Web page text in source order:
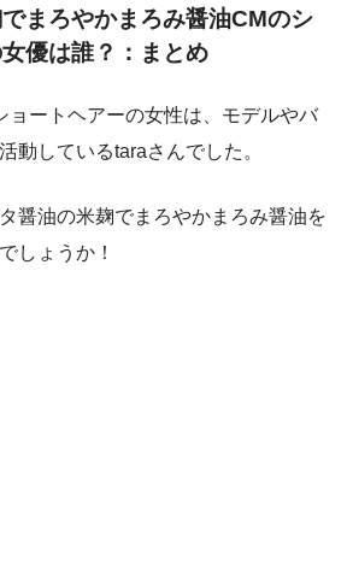
まろやかまろみ醤油CMのシ
優は誰？：まとめ
ョートヘアーの女性は、モデルやバ
動しているtaraさんでした。
醤油の米麹でまろやかまろみ醤油を
しょうか！